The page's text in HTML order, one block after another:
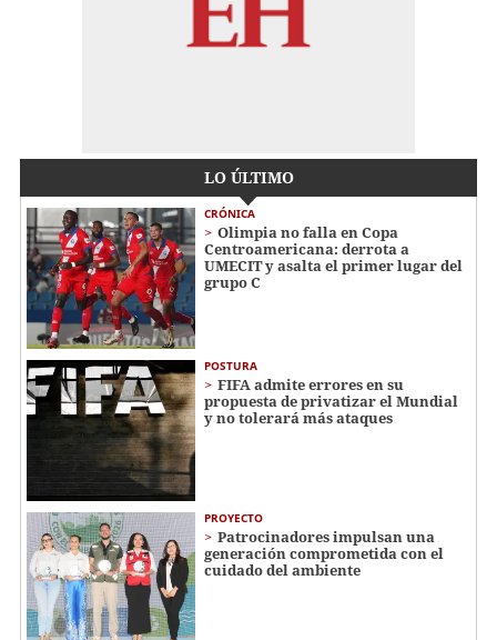
LO ÚLTIMO
CRÓNICA
Olimpia no falla en Copa
Centroamericana: derrota a
UMECIT y asalta el primer lugar del
grupo C
POSTURA
FIFA admite errores en su
propuesta de privatizar el Mundial
y no tolerará más ataques
PROYECTO
Patrocinadores impulsan una
generación comprometida con el
cuidado del ambiente